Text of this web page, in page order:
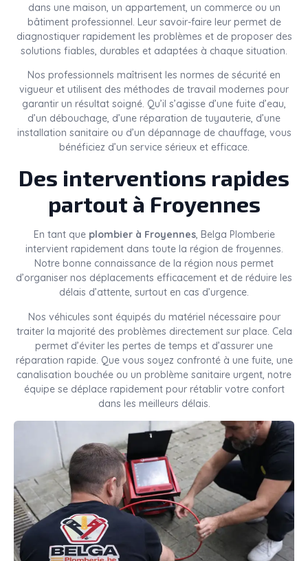
dans une maison, un appartement, un commerce ou un
bâtiment professionnel. Leur savoir-faire leur permet de
diagnostiquer rapidement les problèmes et de proposer des
solutions fiables, durables et adaptées à chaque situation.
Nos professionnels maîtrisent les normes de sécurité en
vigueur et utilisent des méthodes de travail modernes pour
garantir un résultat soigné. Qu’il s’agisse d’une fuite d’eau,
d’un débouchage, d’une réparation de tuyauterie, d’une
installation sanitaire ou d’un dépannage de chauffage, vous
bénéficiez d’un service sérieux et efficace.
Des interventions rapides
partout à Froyennes
En tant que plombier à Froyennes, Belga Plomberie
intervient rapidement dans toute la région de froyennes.
Notre bonne connaissance de la région nous permet
d’organiser nos déplacements efficacement et de réduire les
délais d’attente, surtout en cas d’urgence.
Nos véhicules sont équipés du matériel nécessaire pour
traiter la majorité des problèmes directement sur place. Cela
permet d’éviter les pertes de temps et d’assurer une
réparation rapide. Que vous soyez confronté à une fuite, une
canalisation bouchée ou un problème sanitaire urgent, notre
équipe se déplace rapidement pour rétablir votre confort
dans les meilleurs délais.